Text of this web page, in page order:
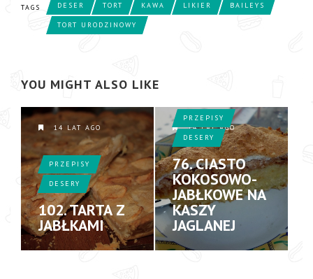
TAGS DESER TORT KAWA LIKIER BAILEYS
TORT URODZINOWY
YOU MIGHT ALSO LIKE
14 LAT AGO
PRZEPISY
DESERY
102. TARTA Z
JABŁKAMI
14 LAT AGO
PRZEPISY
DESERY
76. CIASTO
KOKOSOWO-
JABŁKOWE NA
KASZY
JAGLANEJ